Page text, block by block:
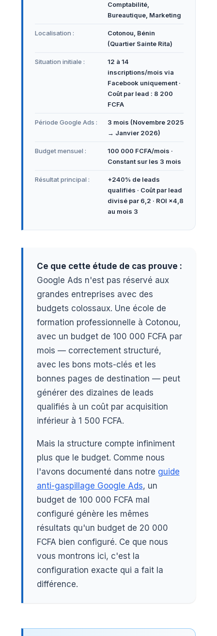
Comptabilité,
Bureautique, Marketing
Localisation :
Cotonou, Bénin
(Quartier Sainte Rita)
Situation initiale :
12 à 14
inscriptions/mois via
Facebook uniquement ·
Coût par lead : 8 200
FCFA
Période Google Ads :
3 mois (Novembre 2025
→ Janvier 2026)
Budget mensuel :
100 000 FCFA/mois ·
Constant sur les 3 mois
Résultat principal :
+240% de leads
qualifiés · Coût par lead
divisé par 6,2 · ROI ×4,8
au mois 3
Ce que cette étude de cas prouve :
Google Ads n'est pas réservé aux
grandes entreprises avec des
budgets colossaux. Une école de
formation professionnelle à Cotonou,
avec un budget de 100 000 FCFA par
mois — correctement structuré,
avec les bons mots-clés et les
bonnes pages de destination — peut
générer des dizaines de leads
qualifiés à un coût par acquisition
inférieur à 1 500 FCFA.
Mais la structure compte infiniment
plus que le budget. Comme nous
l'avons documenté dans notre guide
anti-gaspillage Google Ads, un
budget de 100 000 FCFA mal
configuré génère les mêmes
résultats qu'un budget de 20 000
FCFA bien configuré. Ce que nous
vous montrons ici, c'est la
configuration exacte qui a fait la
différence.